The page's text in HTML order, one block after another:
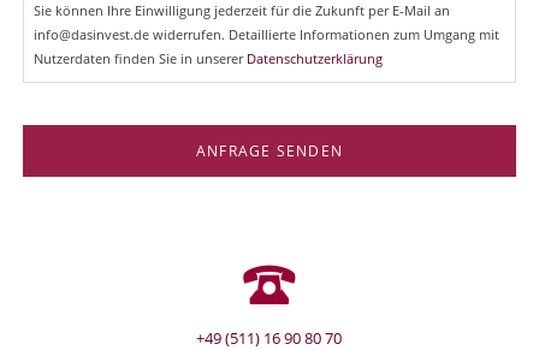
Sie können Ihre Einwilligung jederzeit für die Zukunft per E-Mail an
info@dasinvest.de widerrufen. Detaillierte Informationen zum Umgang mit
Nutzerdaten finden Sie in unserer Datenschutzerklärung
ANFRAGE SENDEN
+49 (511) 16 90 80 70